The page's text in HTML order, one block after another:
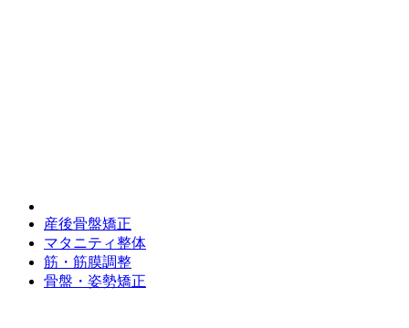
産後骨盤矯正
マタニティ整体
筋・筋膜調整
骨盤・姿勢矯正